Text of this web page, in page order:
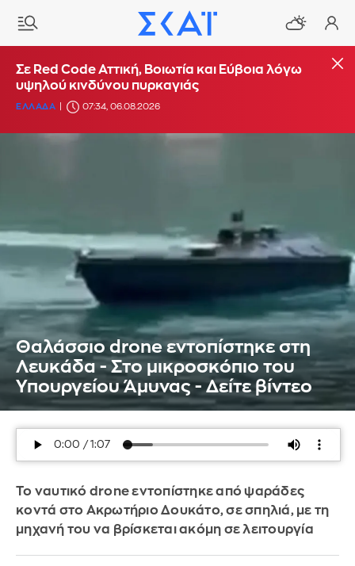
Σε Red Code Αττική, Βοιωτία και Εύβοια λόγω
υψηλού κινδύνου πυρκαγιάς
ΕΛΛΑΔΑ 07:34, 06.08.2026
Θαλάσσιο drone εντοπίστηκε στη
Λευκάδα - Στο μικροσκόπιο του
Υπουργείου Άμυνας - Δείτε βίντεο
Το ναυτικό drone εντοπίστηκε από ψαράδες
κοντά στο Ακρωτήριο Δουκάτο, σε σπηλιά, με τη
μηχανή του να βρίσκεται ακόμη σε λειτουργία